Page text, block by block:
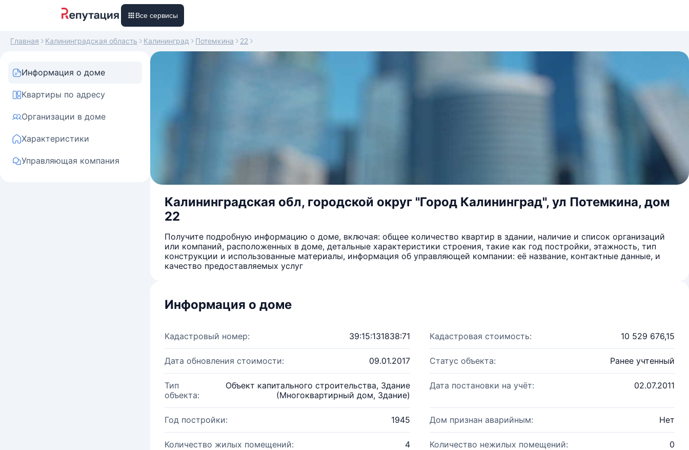
Все сервисы
Главная Калининградская область Калининград Потемкина 22
Информация о доме
Квартиры по адресу
Организации в доме
Характеристики
Управляющая компания
Калининградская обл, городской округ "Город Калининград", ул Потемкина, дом
22
Получите подробную информацию о доме, включая: общее количество квартир в здании, наличие и список организаций
или компаний, расположенных в доме, детальные характеристики строения, такие как год постройки, этажность, тип
конструкции и использованные материалы, информация об управляющей компании: её название, контактные данные, и
качество предоставляемых услуг
Информация о доме
Кадастровый номер: 39:15:131838:71 Кадастровая стоимость: 10 529 676,15
Дата обновления стоимости: 09.01.2017 Статус объекта: Ранее учтенный
Тип
объекта:
Объект капитального строительства, Здание
(Многоквартирный дом, Здание)
Дата постановки на учёт: 02.07.2011
Год постройки: 1945 Дом признан аварийным: Нет
Количество жилых помещений: 4 Количество нежилых помещений: 0